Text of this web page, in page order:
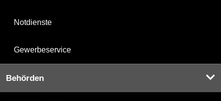
Notdienste
Gewerbeservice
Behörden